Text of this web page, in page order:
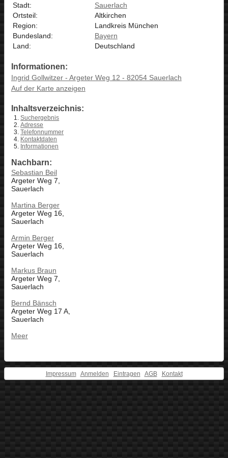
Stadt:
Sauerlach
Ortsteil:
Altkirchen
Region:
Landkreis München
Bundesland:
Bayern
Land:
Deutschland
Informationen:
Ingrid Gollwitzer - Argeter Weg 12 - 82054 Sauerlach
Auf der Karte anzeigen
Inhaltsverzeichnis:
Suchergebnis
Adresse
Telefonnummer
Kontaktdaten
Informationen
Nachbarn:
Sebastian Beil
Argeter Weg 7,
Sauerlach
Martina Berger
Argeter Weg 16,
Sauerlach
Armin Berger
Argeter Weg 16,
Sauerlach
Markus Braun
Argeter Weg 7,
Sauerlach
Bernd Bänsch
Argeter Weg 17 A,
Sauerlach
Meer
Impressum Anmelden Eintragen AGB Kontakt